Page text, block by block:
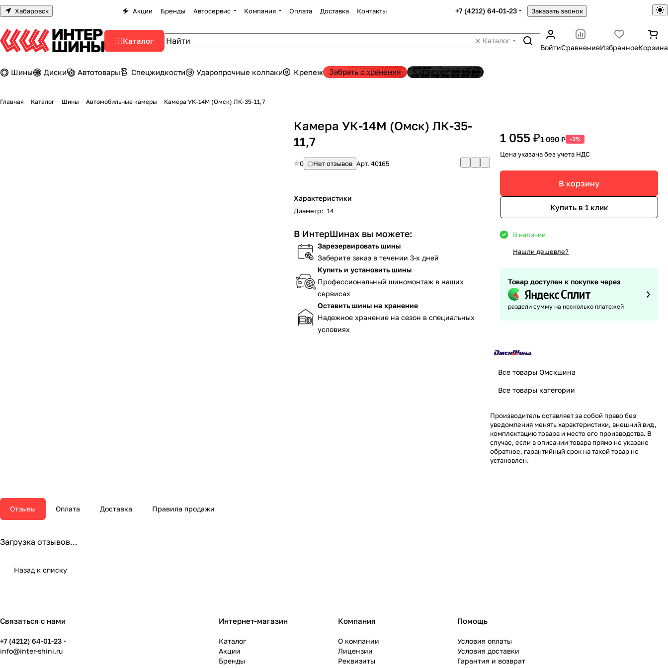
Хабаровск Акции Бренды Автосервис Компания Оплата Доставка Контакты +7 (4212) 64-01-23 Заказать звонок
Каталог
Каталог
ВойтиСравнениеИзбранноеКорзина
Шины Диски Автотовары Спецжидкости Ударопрочные колпаки Крепеж Забрать с хранения Калькулятор шин
Главная Каталог Шины Автомобильные камеры Камера УК-14М (Омск) ЛК-35-11,7
Камера УК-14М (Омск) ЛК-35-
11,7
0 Нет отзывов Арт.40165
Характеристики
Диаметр: 14
В ИнтерШинах вы можете:
Зарезервировать шины
Заберите заказ в течении 3-х дней
Купить и установить шины
Профессиональный шиномонтаж в наших
сервисах
Оставить шины на хранение
Надежное хранение на сезон в специальных
условиях
1 055 ₽1 090 ₽ -3%
Цена указана без учета НДС
В корзину
Купить в 1 клик
В наличии
Нашли дешевле?
Товар доступен к покупке через
раздели сумму на несколько платежей
Все товары Омскшина
Все товары категории
Производитель оставляет за собой право без
уведомления менять характеристики, внешний вид,
комплектацию товара и место его производства. В
случае, если в описании товара прямо не указано
обратное, гарантийный срок на такой товар не
установлен.
Отзывы Оплата Доставка Правила продажи
Загрузка отзывов...
Назад к списку
Связаться с нами
+7 (4212) 64-01-23
info@inter-shini.ru
Интернет-магазин
Каталог
Акции
Бренды
Компания
О компании
Лицензии
Реквизиты
Помощь
Условия оплаты
Условия доставки
Гарантия и возврат